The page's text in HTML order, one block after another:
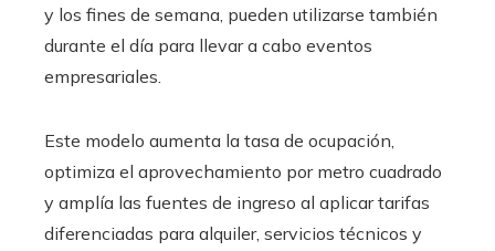
y los fines de semana, pueden utilizarse también
durante el día para llevar a cabo eventos
empresariales.
Este modelo aumenta la tasa de ocupación,
optimiza el aprovechamiento por metro cuadrado
y amplía las fuentes de ingreso al aplicar tarifas
diferenciadas para alquiler, servicios técnicos y